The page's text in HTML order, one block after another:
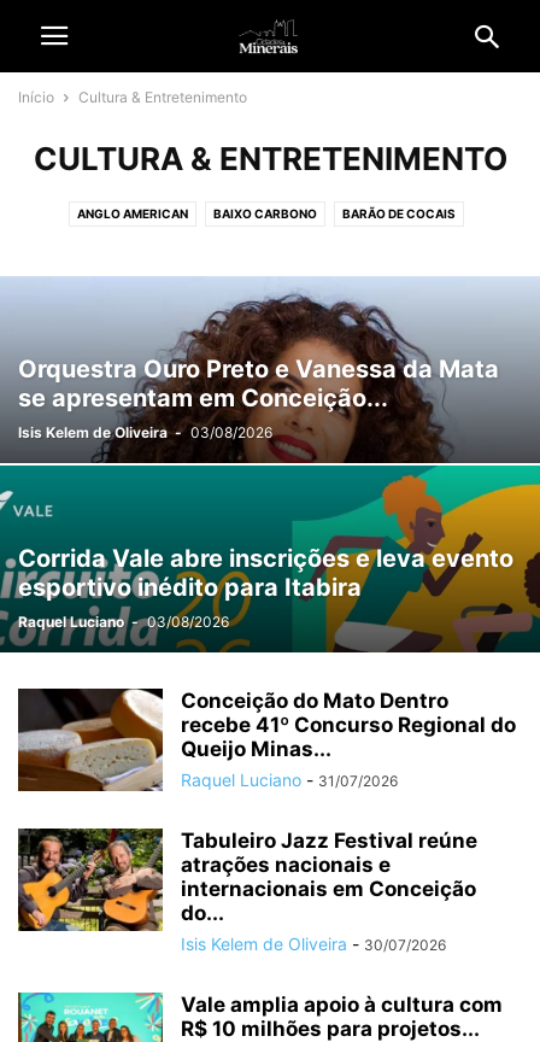
Início Cultura & Entretenimento
CULTURA & ENTRETENIMENTO
ANGLO AMERICAN BAIXO CARBONO BARÃO DE COCAIS
CIDADES & MINERADORAS CIÊNCIA E TECNOLOGIA COLUNAS
CONTEÚDO PATROCINADO CULTURA & ENTRETENIMENTO
DIVERSIDADE ECONOMIA EDITORIAL EMPREGO
EMPRESAS & NEGÓCIOS ENERGIA SOLAR ESPECIAL
ESPECIAL REVISTA CM ESPORTE ESTÉTICA & NEGÓCIOS
GARIMPO ILEGAL GERDAU HISTÓRIA E TRADIÇÃO
IPATINGA
MÉDIO ESPINHAÇO
MÉDIO PIRACICABA MEIO AMBIENTE MINAS GERAIS MINERAÇÃO
MUDANÇAS CLIMÁTICAS NEGÓCIOS OPORTUNIDADES OURO PRETO
PARCEIROS PATROCINADOS POLÍCIA POLÍTICA
PREVISÃO DO TEMPO PUBLIEDITORIAL SAÚDE SERRO SERVIÇO
SETE LAGOAS
SUSTENTABILIDADE TARIFAÇO TECNOLOGIA TIRADENTES
TURISMO TURISMO RELIGIOSO VAGAS
Orquestra Ouro Preto e Vanessa da Mata
se apresentam em Conceição...
Isis Kelem de Oliveira - 03/08/2026
Corrida Vale abre inscrições e leva evento
esportivo inédito para Itabira
Raquel Luciano - 03/08/2026
Conceição do Mato Dentro
recebe 41º Concurso Regional do
Queijo Minas...
Raquel Luciano - 31/07/2026
Tabuleiro Jazz Festival reúne
atrações nacionais e
internacionais em Conceição
do...
Isis Kelem de Oliveira - 30/07/2026
Vale amplia apoio à cultura com
R$ 10 milhões para projetos...